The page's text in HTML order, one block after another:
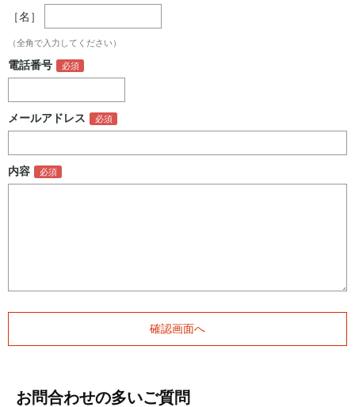
［名］
（全角で入力してください）
電話番号
メールアドレス
内容
お問合わせの多いご質問